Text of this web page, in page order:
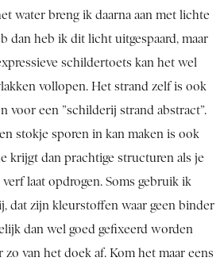
water breng ik daarna aan met lichte
dan heb ik dit licht uitgespaard, maar
schildertoets kan het wel
vollopen. Het strand zelf is ook
voor een ”schilderij strand abstract”.
stokje sporen in kan maken is ook
krijgt dan prachtige structuren als je
laat opdrogen. Soms gebruik ik
dat zijn kleurstoffen waar geen binder
dan wel goed gefixeerd worden
zo van het doek af. Kom het maar eens